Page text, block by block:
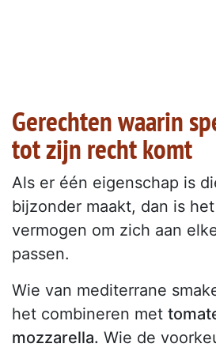
Gerechten waarin
tot zijn recht komt
Als er één eigenschap is
bijzonder maakt, dan is
vermogen om zich aan
passen.
Wie van mediterrane
het combineren met
mozzarella. Wie de